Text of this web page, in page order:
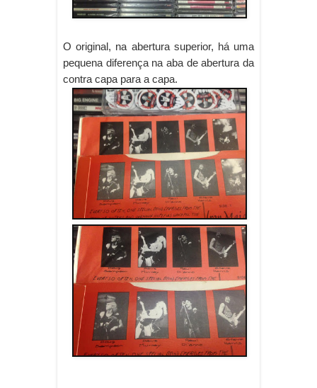
O original, na abertura superior, há uma
pequena diferença na aba de abertura da
contra capa para a capa.